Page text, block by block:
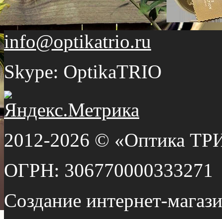
info@optikatrio.ru
Skype: OptikaTRIO
2012-2026 © «Оптика
ОГРН: 306770000333271
Создание интернет-